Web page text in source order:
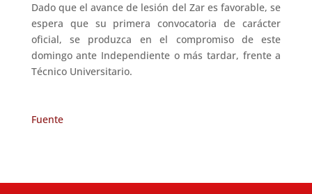
Dado que el avance de lesión del Zar es favorable, se
espera que su primera convocatoria de carácter
oficial, se produzca en el compromiso de este
domingo ante Independiente o más tardar, frente a
Técnico Universitario.
Fuente